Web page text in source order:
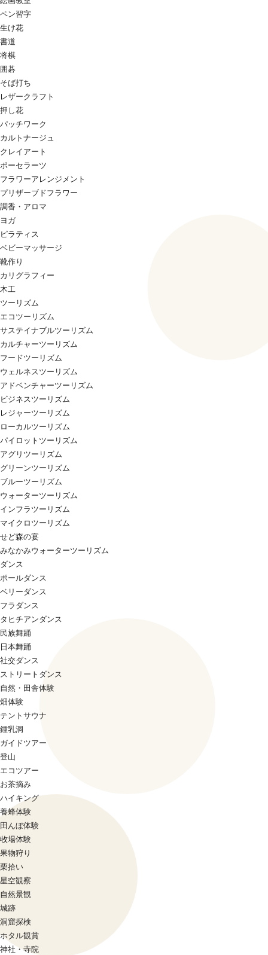
ペン習字
生け花
書道
将棋
囲碁
そば打ち
レザークラフト
押し花
パッチワーク
カルトナージュ
クレイアート
ポーセラーツ
フラワーアレンジメント
プリザーブドフラワー
調香・アロマ
ヨガ
ピラティス
ベビーマッサージ
靴作り
カリグラフィー
木工
ツーリズム
エコツーリズム
サステイナブルツーリズム
カルチャーツーリズム
フードツーリズム
ウェルネスツーリズム
アドベンチャーツーリズム
ビジネスツーリズム
レジャーツーリズム
ローカルツーリズム
パイロットツーリズム
アグリツーリズム
グリーンツーリズム
ブルーツーリズム
ウォーターツーリズム
インフラツーリズム
マイクロツーリズム
せど森の宴
みなかみウォーターツーリズム
ダンス
ポールダンス
ベリーダンス
フラダンス
タヒチアンダンス
民族舞踊
日本舞踊
社交ダンス
ストリートダンス
自然・田舎体験
畑体験
テントサウナ
鍾乳洞
ガイドツアー
登山
エコツアー
お茶摘み
ハイキング
養蜂体験
田んぼ体験
牧場体験
果物狩り
栗拾い
星空観察
自然景観
城跡
洞窟探検
ホタル観賞
神社・寺院